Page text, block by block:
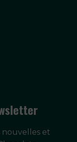
nouvelles et